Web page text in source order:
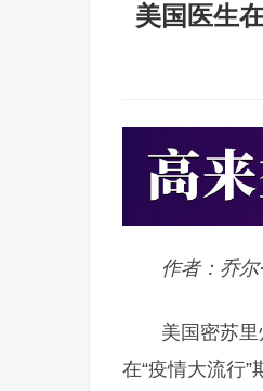
美国医生
作者：乔
美国密苏
在“疫情大流行”